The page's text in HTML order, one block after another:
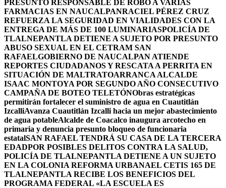
PRESUNTO RESPONSABLE DE ROBO A VARIAS
FARMACIAS EN NAUCALPANRACIEL PÉREZ CRUZ
REFUERZA LA SEGURIDAD EN VIALIDADES CON LA
ENTREGA DE MÁS DE 100 LUMINARIASPOLICÍA DE
TLALNEPANTLA DETIENE A SUJETO POR PRESUNTO
ABUSO SEXUAL EN EL CETRAM SAN
RAFAELGOBIERNO DE NAUCALPAN ATIENDE
REPORTES CIUDADANOS Y RESCATA A PERRITA EN
SITUACIÓN DE MALTRATOARRANCA ALCALDE
ISAAC MONTOYA POR SEGUNDO AÑO CONSECUTIVO
CAMPAÑA DE BOTEO TELETÓNObras estratégicas
permitirán fortalecer el suministro de agua en Cuautitlán
IzcalliAvanza Cuautitlán Izcalli hacia un mejor abastecimiento
de agua potableAlcalde de Coacalco inaugura arcotecho en
primaria y denuncia presunto bloqueo de funcionaria
estatalSAN RAFAEL TENDRÁ SU CASA DE LA TERCERA
EDADPOR POSIBLES DELITOS CONTRA LA SALUD,
POLICÍA DE TLALNEPANTLA DETIENE A UN SUJETO
EN LA COLONIA REFORMA URBANAEL CETIS 165 DE
TLALNEPANTLA RECIBE LOS BENEFICIOS DEL
PROGRAMA FEDERAL «LA ESCUELA ES